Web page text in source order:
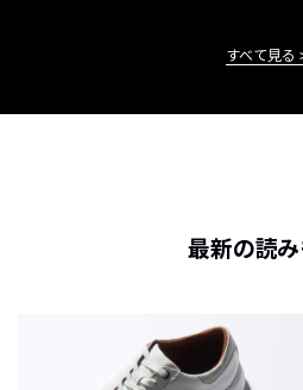
すべて見る
最新の読